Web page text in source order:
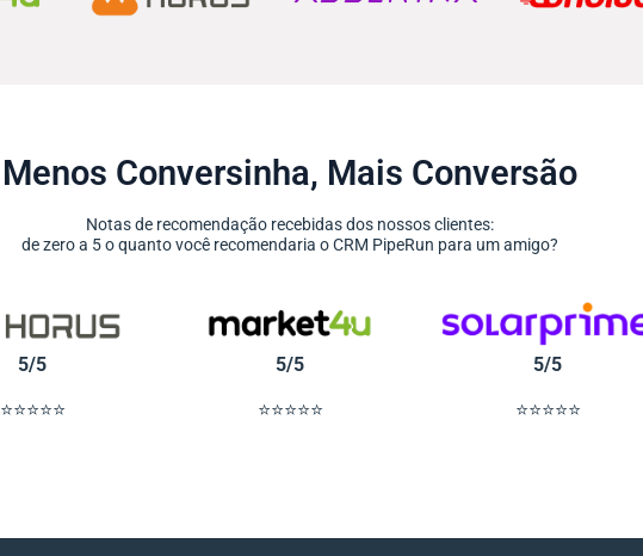
Menos Conversinha, Mais Conversão
Notas de recomendação recebidas dos nossos clientes:
de zero a 5 o quanto você recomendaria o CRM PipeRun para um amigo?
5/5
⭐⭐⭐⭐⭐
5/5
⭐⭐⭐⭐⭐
5/5
⭐⭐⭐⭐⭐